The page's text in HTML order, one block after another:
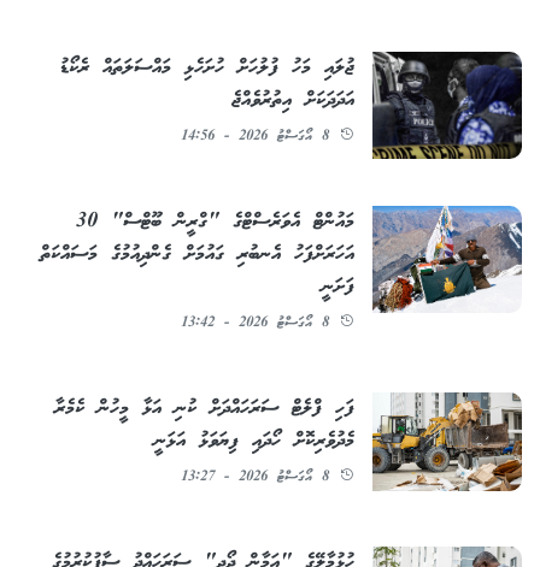
ޖުލައި މަހު ފުލުހަށް ހުށަހެޅި މައްސަލަތައް ރެކޯޑު
އަދަދަކަށް އިތުރުވެއްޖެ
8 އޯގަސްޓު 2026 - 14:56
މައުންޓް އެވަރެސްޓްގެ "ގްރީން ބޫޓްސް" 30
އަހަރަށްފަހު އެނބުރި ގައުމަށް ގެންދިއުމުގެ މަސައްކަތް
ފަށަނީ
8 އޯގަސްޓު 2026 - 13:42
ފަހި ފްލެޓް ސަރަހައްދަށް ކުނި އަޅާ މީހުން ކެމެރާ
މެދުވެރިކޮށް ހޯދައި ފިޔަވަޅު އަޅަނީ
8 އޯގަސްޓު 2026 - 13:27